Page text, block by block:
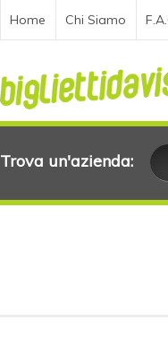
Home Chi Siamo
Trova un'azienda: